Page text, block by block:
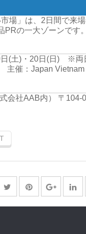
市場」は、2日間で来
の一大ゾーンです。
日(土)・20日(日) ※
主催：Japan
会社AAB内）
〒104-